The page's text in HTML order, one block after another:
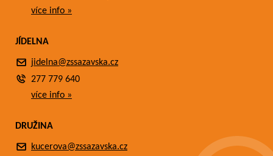
více info »
JÍDELNA
jidelna@zssazavska.cz
277 779 640
více info »
DRUŽINA
kucerova@zssazavska.cz